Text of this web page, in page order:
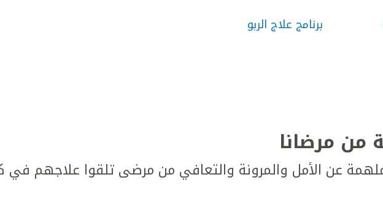
برنامج علاج الربو
مرضانا
عن الأمل والمرونة والتعافي من مرضى تلقوا علاجهم في